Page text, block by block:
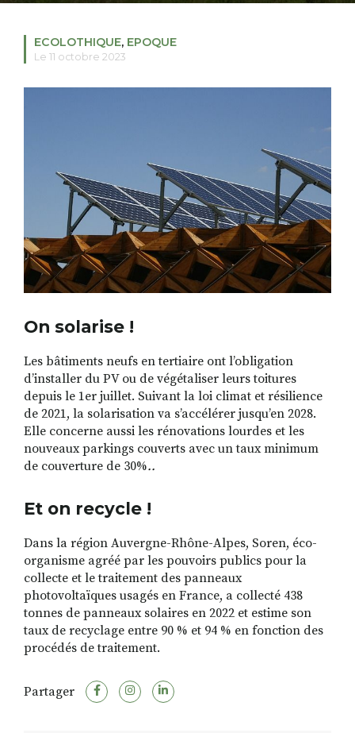
RECHERCHER
ECOLOTHIQUE, EPOQUE
Le 11 octobre 2023
On solarise !
Les bâtiments neufs en tertiaire ont l’obligation
d’installer du PV ou de végétaliser leurs toitures
depuis le 1er juillet. Suivant la loi climat et résilience
de 2021, la solarisation va s’accélérer jusqu’en 2028.
Elle concerne aussi les rénovations lourdes et les
nouveaux parkings couverts avec un taux minimum
de couverture de 30%..
Et on recycle !
Dans la région Auvergne-Rhône-Alpes, Soren, éco-
organisme agréé par les pouvoirs publics pour la
collecte et le traitement des panneaux
photovoltaïques usagés en France, a collecté 438
tonnes de panneaux solaires en 2022 et estime son
taux de recyclage entre 90 % et 94 % en fonction des
procédés de traitement.
Partager